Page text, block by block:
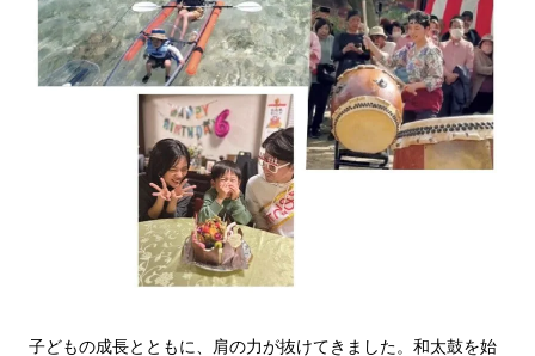
子どもの成長とともに、肩の力が抜けてきました。和太鼓を始